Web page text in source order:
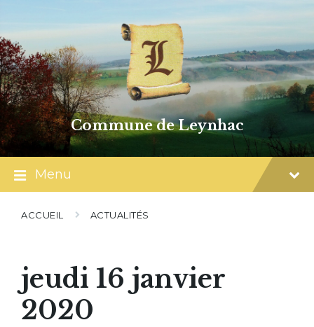
content
main
navigation
footer
Commune de Leynhac
Menu
ACCUEIL ACTUALITÉS
jeudi 16 janvier
2020